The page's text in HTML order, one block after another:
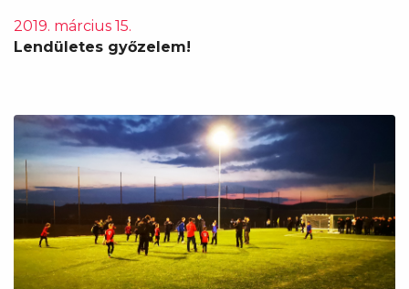
2019. március 15.
Lendületes győzelem!